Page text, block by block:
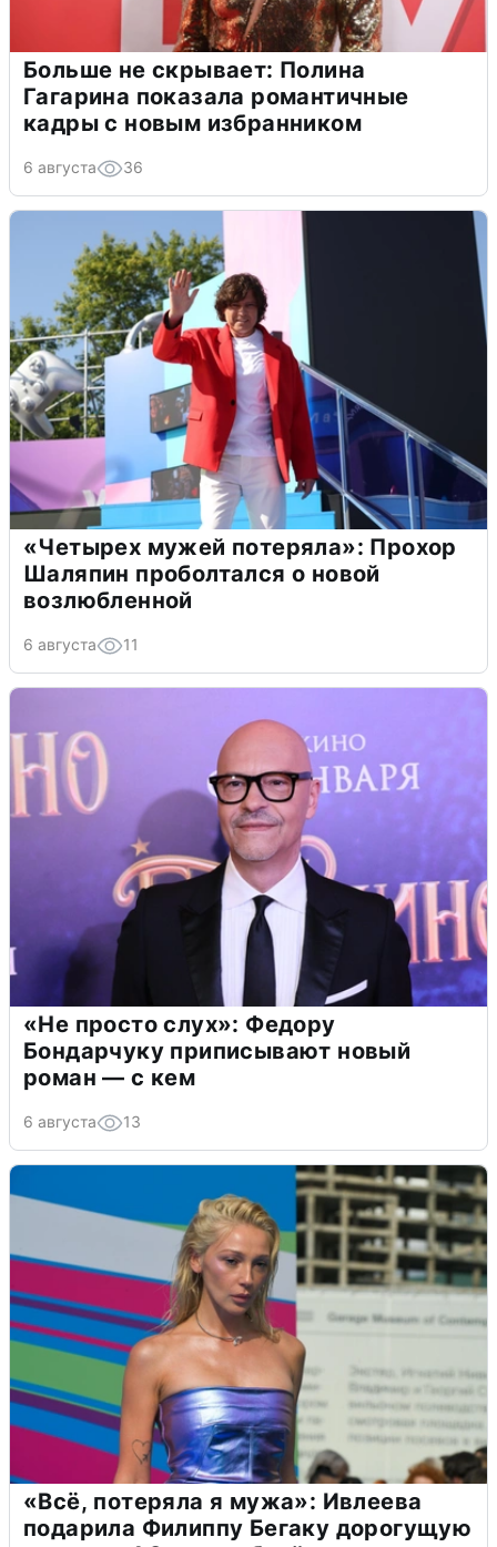
Больше не скрывает: Полина
Гагарина показала романтичные
кадры с новым избранником
6 августа 36
«Четырех мужей потеряла»: Прохор
Шаляпин проболтался о новой
возлюбленной
6 августа 11
«Не просто слух»: Федору
Бондарчуку приписывают новый
роман — с кем
6 августа 13
«Всё, потеряла я мужа»: Ивлеева
подарила Филиппу Бегаку дорогущую